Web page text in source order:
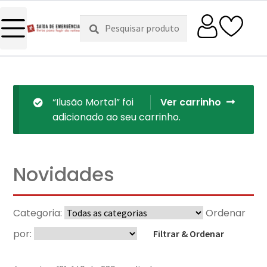
Pesquisar
por:
Pesquisa
Ver carrinho
“Ilusão Mortal” foi
adicionado ao seu carrinho.
Novidades
Categoria:
Ordenar
por:
Filtrar & Ordenar